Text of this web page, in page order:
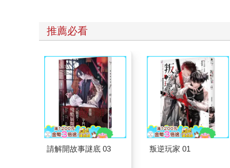
推薦必看
請解開故事謎底 03 叛逆玩家 01